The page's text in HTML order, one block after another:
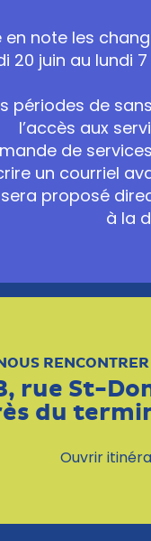
en note les
20 juin au lundi
périodes de
l’accès aux
de services
un courriel
proposé
à la
rue St-
du
Ouvrir